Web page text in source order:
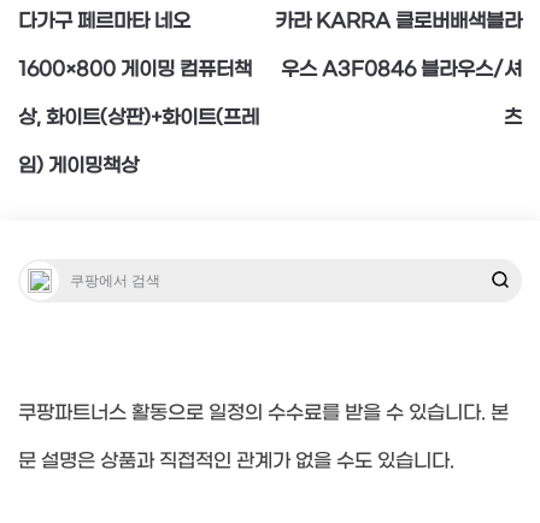
탐
색
다가구 페르마타 네오
1600×800 게이밍 컴퓨터책
상, 화이트(상판)+화이트(프레
임) 게이밍책상
카라 KARRA 클로버배색블라
우스 A3F0846 블라우스/셔
츠
쿠팡파트너스 활동으로 일정의 수수료를 받을 수 있습니다. 본
문 설명은 상품과 직접적인 관계가 없을 수도 있습니다.